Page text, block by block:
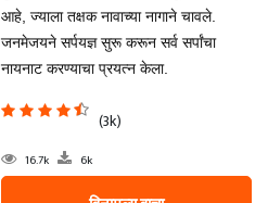
आहे, ज्याला तक्षक नावाच्या नागाने चावले.
जनमेजयने सर्पयज्ञ सुरू करून सर्व सर्पांचा
नायनाट करण्याचा प्रयत्न केला.
(3k)
16.7k 6k